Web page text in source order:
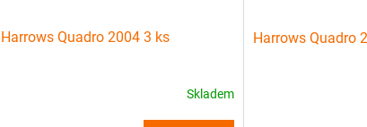
Harrows Quadro 2004 3 ks
Skladem
Harrows Quadro